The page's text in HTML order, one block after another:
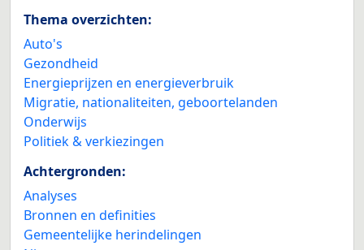
Thema overzichten:
Auto's
Gezondheid
Energieprijzen en energieverbruik
Migratie, nationaliteiten, geboortelanden
Onderwijs
Politiek & verkiezingen
Achtergronden:
Analyses
Bronnen en definities
Gemeentelijke herindelingen